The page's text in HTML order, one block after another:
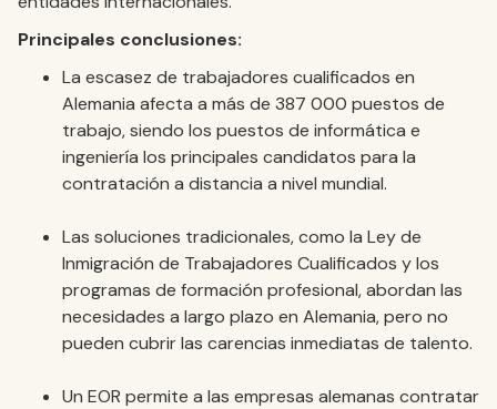
Principales conclusiones:
La escasez de trabajadores cualificados en
Alemania afecta a más de 387 000 puestos de
trabajo, siendo los puestos de informática e
ingeniería los principales candidatos para la
contratación a distancia a nivel mundial.
Las soluciones tradicionales, como la Ley de
Inmigración de Trabajadores Cualificados y los
programas de formación profesional, abordan las
necesidades a largo plazo en Alemania, pero no
pueden cubrir las carencias inmediatas de talento.
Un EOR permite a las empresas alemanas contratar